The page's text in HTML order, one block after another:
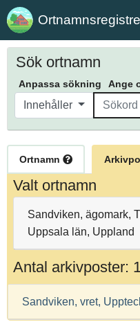
Sök ortnamn
Anpassa sökning Ange
Innehåller
Ortnamn
Valt ortnamn
Sandviken, ägomark,
Uppsala län, Uppland
Antal arkivposter: 1
Sandviken, vret,